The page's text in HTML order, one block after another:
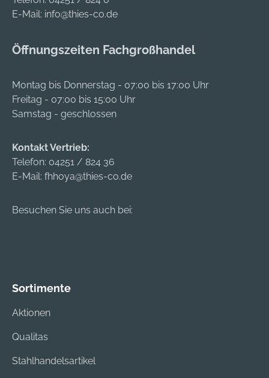
Anschlagpunktseite:
FS 90 ALU • Max.
Jahre
EN 354:2010, EN
355:2002, EN
795:2012, RFU PPE-
R/11.063, RFU PPE-
Polyester,
Aluminium Maximal
zulässiges Gewicht:
Im Mühlengrund 6-
DE, +49 (0)2631
9680-0,
E-Mail: info@thies-co.de
Öffnungszeiten Fachgroßhandel
Montag bis Donnerstag - 07:00 bis 17:00 Uhr
Freitag - 07:00 bis 15:00 Uhr
Samstag - geschlossen
Kontakt Vertrieb:
Telefon: 04251 / 824 36
E-Mail: fhhoya@thies-co.de
Besuchen Sie uns auch bei:
Sortimente
Aktionen
Qualitas
Stahlhandelsartikel